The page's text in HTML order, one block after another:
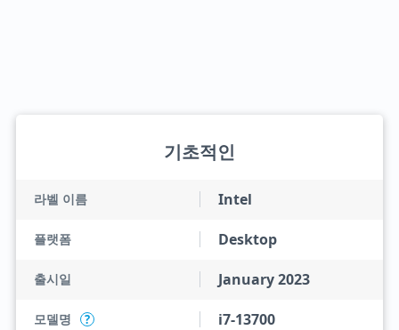
기초적인
라벨 이름 Intel
플랫폼 Desktop
출시일 January 2023
모델명 ? i7-13700